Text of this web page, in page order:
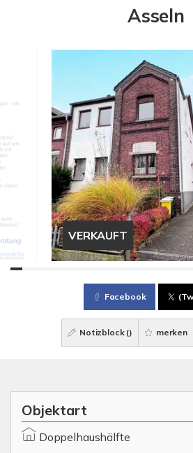
Asseln
VERKAUFT
Facebook
Notizblock () merken
Objektart
Doppelhaushälfte